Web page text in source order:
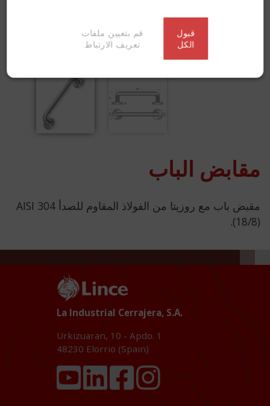
مقابض الباب
مقبض باب مع روزيتا من الفولاذ المقاوم للصدأ AISI 304
(18/8).
La Industrial Cerrajera, S.A.
Urkizuaran, 10 - Apdo. 1
48230 Elorrio (Spain)
قبول
الكل
قم بتعيين ملفات
تعريف الارتباط